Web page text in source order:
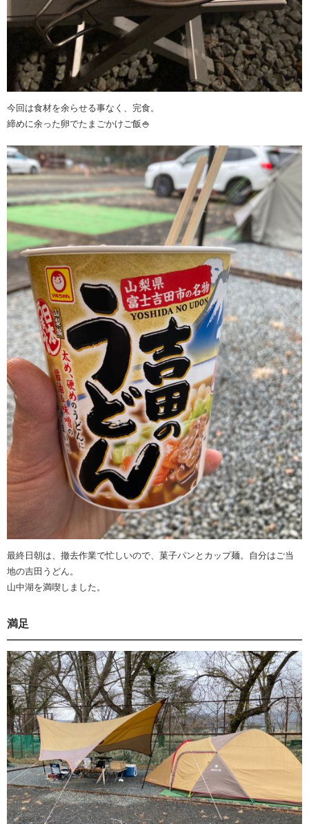
今回は食材を余らせる事なく、完食。
締めに余った卵でたまごかけご飯🍚
最終日朝は、撤去作業で忙しいので、菓子パンとカップ麺。自分はご当
地の吉田うどん。
山中湖を満喫しました。
満足